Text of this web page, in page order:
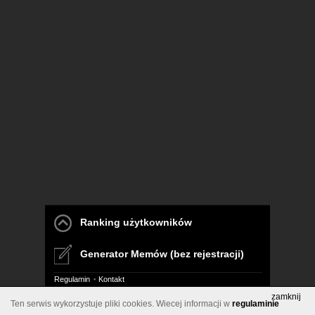
Ranking użytkowników
Generator Memów (bez rejestracji)
Regulamin Kontakt
Pelna wersja
zamknij
Ten serwis wykorzystuje pliki cookies. Wiecej informacji w regulaminie